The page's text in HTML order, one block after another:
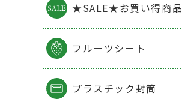
★SALE★お買い得商品
フルーツシート
プラスチック封筒